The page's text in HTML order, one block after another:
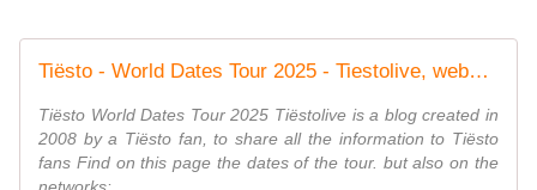
Tiësto - World Dates Tour 2025 - Tiestolive, website Tiesto
Tiësto World Dates Tour 2025 Tiëstolive is a blog created in
2008 by a Tiësto fan, to share all the information to Tiësto
fans Find on this page the dates of the tour. but also on the